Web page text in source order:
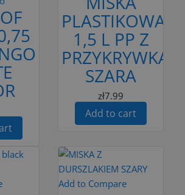
PLASTIKOWA
1,5 L PP Z
PRZYKRYWKĄ
SZARA
zł7.99
Add to cart
Add to Compare